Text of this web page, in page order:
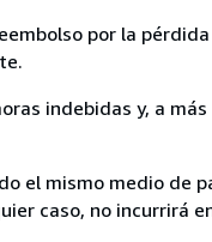
por la
indebidas y, a
el mismo medio de
caso, no incurrirá